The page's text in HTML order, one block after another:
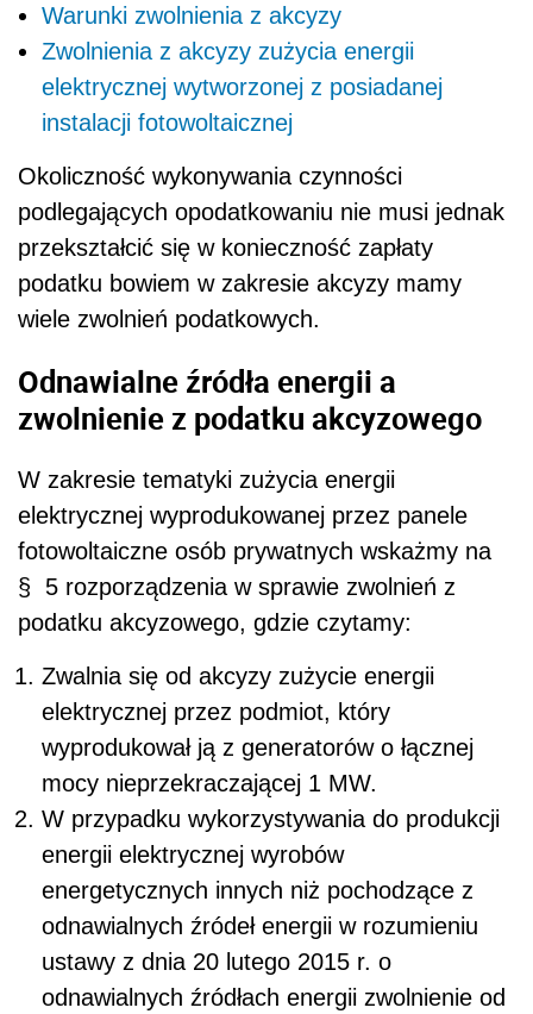
Warunki zwolnienia z akcyzy
Zwolnienia z akcyzy zużycia energii
elektrycznej wytworzonej z posiadanej
instalacji fotowoltaicznej
Okoliczność wykonywania czynności
podlegających opodatkowaniu nie musi jednak
przekształcić się w konieczność zapłaty
podatku bowiem w zakresie akcyzy mamy
wiele zwolnień podatkowych.
Odnawialne źródła energii a
zwolnienie z podatku akcyzowego
W zakresie tematyki zużycia energii
elektrycznej wyprodukowanej przez panele
fotowoltaiczne osób prywatnych wskażmy na
§ 5 rozporządzenia w sprawie zwolnień z
podatku akcyzowego, gdzie czytamy:
Zwalnia się od akcyzy zużycie energii
elektrycznej przez podmiot, który
wyprodukował ją z generatorów o łącznej
mocy nieprzekraczającej 1 MW.
W przypadku wykorzystywania do produkcji
energii elektrycznej wyrobów
energetycznych innych niż pochodzące z
odnawialnych źródeł energii w rozumieniu
ustawy z dnia 20 lutego 2015 r. o
odnawialnych źródłach energii zwolnienie od